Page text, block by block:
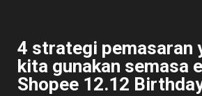
4 strategi pemasaran
kita gunakan semasa
Shopee 12.12